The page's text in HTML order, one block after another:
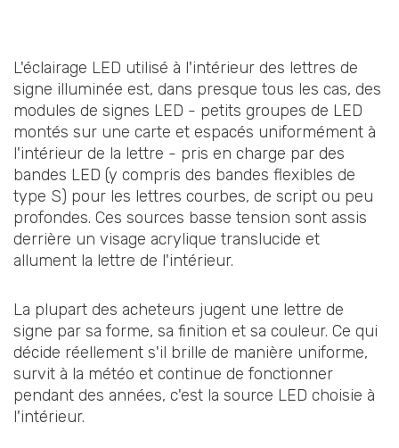
L'éclairage LED utilisé à l'intérieur des lettres de
signe illuminée est, dans presque tous les cas, des
modules de signes LED - petits groupes de LED
montés sur une carte et espacés uniformément à
l'intérieur de la lettre - pris en charge par des
bandes LED (y compris des bandes flexibles de
type S) pour les lettres courbes, de script ou peu
profondes. Ces sources basse tension sont assis
derrière un visage acrylique translucide et
allument la lettre de l'intérieur.
La plupart des acheteurs jugent une lettre de
signe par sa forme, sa finition et sa couleur. Ce qui
décide réellement s'il brille de manière uniforme,
survit à la météo et continue de fonctionner
pendant des années, c'est la source LED choisie à
l'intérieur.